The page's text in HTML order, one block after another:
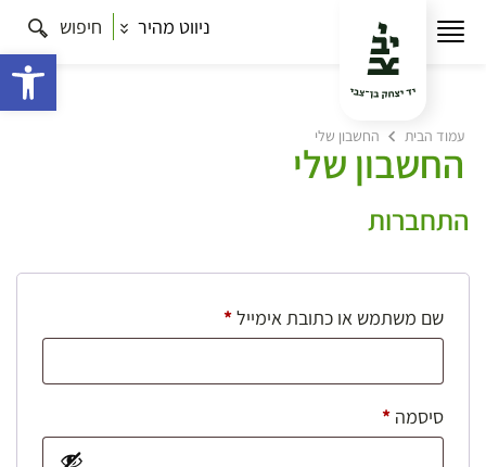
ניווט מהיר חיפוש
עמוד הבית החשבון שלי
החשבון שלי
התחברות
שם משתמש או כתובת אימייל*חובה
סיסמה *חובה